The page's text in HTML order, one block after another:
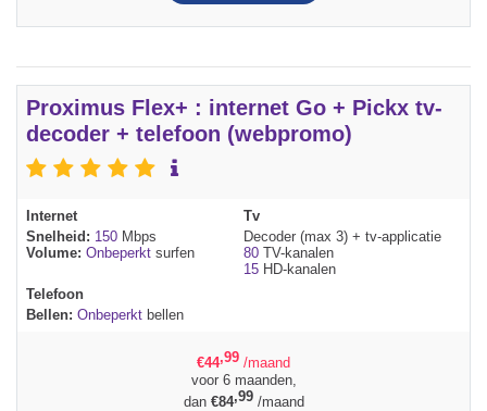
Proximus Flex+ : internet Go + Pickx tv-
decoder + telefoon (webpromo)
Internet
Snelheid: 150 Mbps
Volume: Onbeperkt surfen
Tv
Decoder (max 3) + tv-applicatie
80 TV-kanalen
15 HD-kanalen
Telefoon
Bellen: Onbeperkt bellen
€44,99 /maand
voor 6 maanden,
dan €84,99/maand